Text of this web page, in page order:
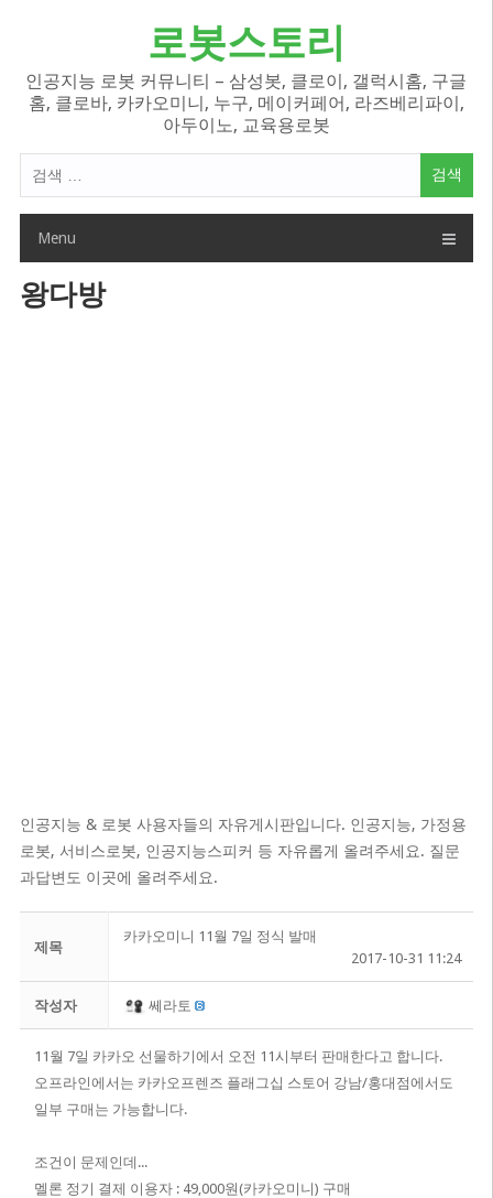
로봇스토리
인공지능 로봇 커뮤니티 – 삼성봇, 클로이, 갤럭시홈, 구글
홈, 클로바, 카카오미니, 누구, 메이커페어, 라즈베리파이,
아두이노, 교육용로봇
색
Menu
왕다방
인공지능 & 로봇 사용자들의 자유게시판입니다. 인공지능, 가정용
로봇, 서비스로봇, 인공지능스피커 등 자유롭게 올려주세요. 질문
과답변도 이곳에 올려주세요.
제목
카카오미니 11월 7일 정식 발매
2017-10-31 11:24
작성자 쎄라토
11월 7일 카카오 선물하기에서 오전 11시부터 판매한다고 합니다.
오프라인에서는 카카오프렌즈 플래그십 스토어 강남/홍대점에서도
일부 구매는 가능합니다.
조건이 문제인데...
멜론 정기 결제 이용자 : 49,000원(카카오미니) 구매